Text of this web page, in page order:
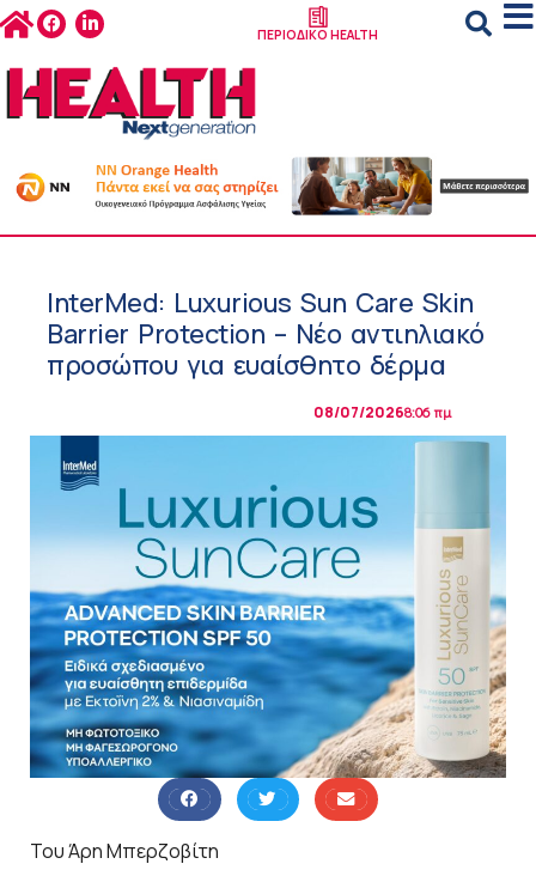
ΠΕΡΙΟΔΙΚΟ HEALTH
InterMed: Luxurious Sun Care Skin
Barrier Protection – Νέο αντιηλιακό
προσώπου για ευαίσθητο δέρμα
08/07/20268:06 πμ
Του Άρη Μπερζοβίτη